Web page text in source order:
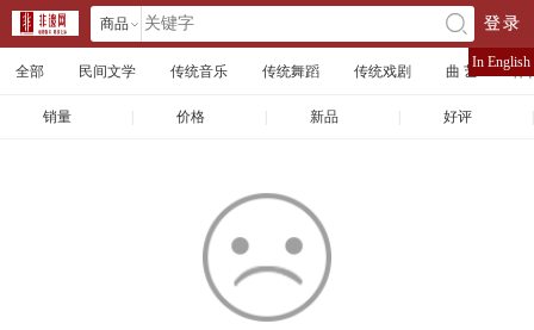
商品 󰄘 登录
全部 民间文学 传统音乐 传统舞蹈 传统戏剧 曲 艺 体
销量 价格 新品 好评
In English